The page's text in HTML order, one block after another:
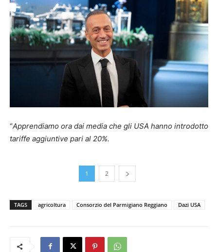
“Apprendiamo ora dai media che gli USA hanno introdotto
tariffe aggiuntive pari al 20%.
1 2
TAGS agricoltura Consorzio del Parmigiano Reggiano Dazi USA